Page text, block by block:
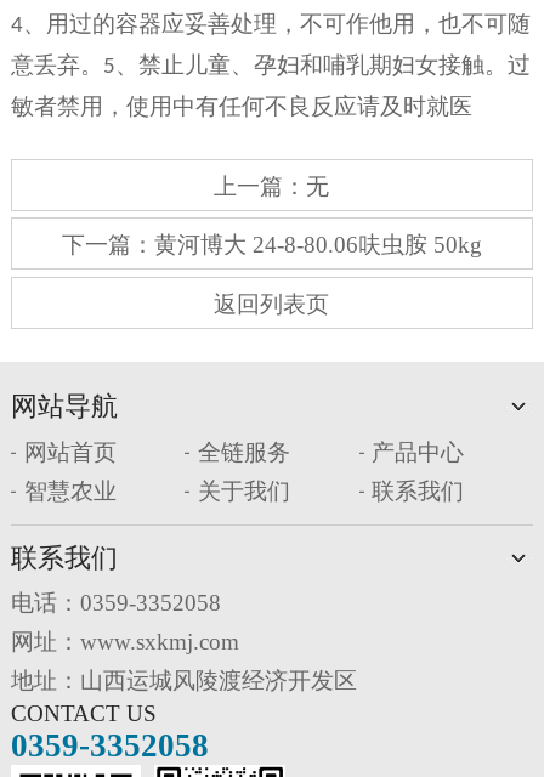
4、用过的容器应妥善处理，不可作他用，也不可随
意丢弃。
5、禁止儿童、孕妇和哺乳期妇女接触。过
敏者禁用，使用中有任何不良反应请及时就医
上一篇：无
下一篇： 黄河博大 24-8-80.06呋虫胺 50kg
返回列表页
网站导航
网站首页 全链服务
产品中心
智慧农业
关于我们 联系我们
联系我们
电话：0359-3352058
网址：www.sxkmj.com
地址：山西运城风陵渡经济开发区
CONTACT US
0359-3352058